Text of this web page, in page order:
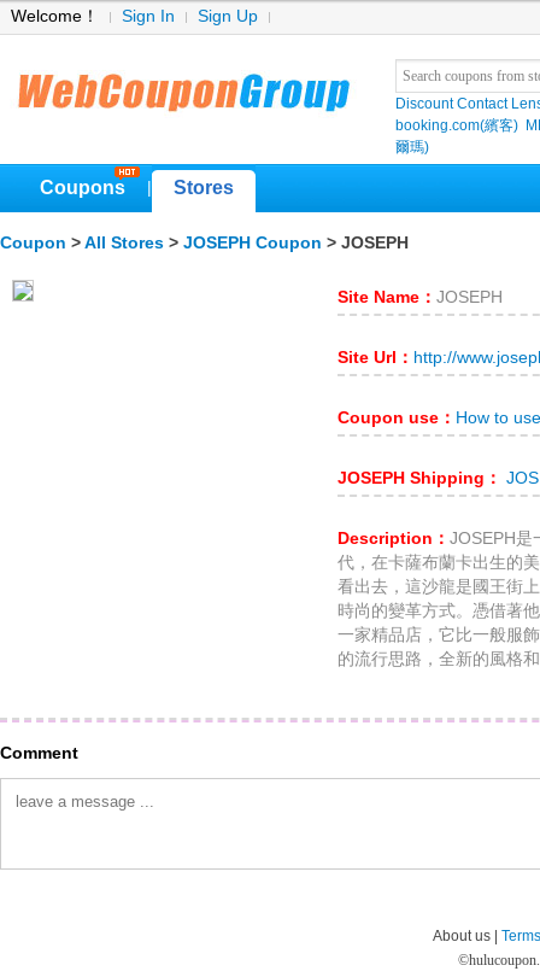
Welcome！ Sign In Sign Up
Discount Contact
booking.com(繽客)
爾瑪)
Coupons Stores
Coupon > All Stores > JOSEPH Coupon > JOSEPH
Site Name： JOSEPH
Site Url： http://
Coupon use： How to
JOSEPH Shipping：
Description： JOSEPH是
代，在卡薩布蘭卡出生的
看出去，這沙龍是國王街
時尚的變革方式。憑借著
一家精品店，它比一般服
的流行思路，全新的風格
Comment
About us |
©